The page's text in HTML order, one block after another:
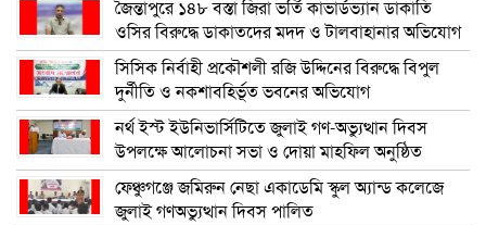
জৈন্তাপুরে ১৪৮ বস্তা জিরা ভর্তি কাভার্ডভ্যান ডাকাতি
ওসির বিরুদ্ধে ডাকাতদের মদদ ও টালবাহানার অভিযোগ
সিসিক নির্বাহী প্রকৌশলী রজি উদ্দিনের বিরুদ্ধে বিপুল
দুর্নীতি ও নকশাবহির্ভূত ভবনের অভিযোগ
নর্থ ইস্ট ইউনিভার্সিটিতে জুলাই গণ-অভ্যুত্থান দিবস
উপলক্ষে আলোচনা সভা ও দোয়া মাহফিল অনুষ্ঠিত
ফেঞ্চুগঞ্জে জমিরুন নেছা একাডেমি স্কুল অ্যান্ড কলেজে
জুলাই গণঅভ্যুত্থান দিবস পালিত